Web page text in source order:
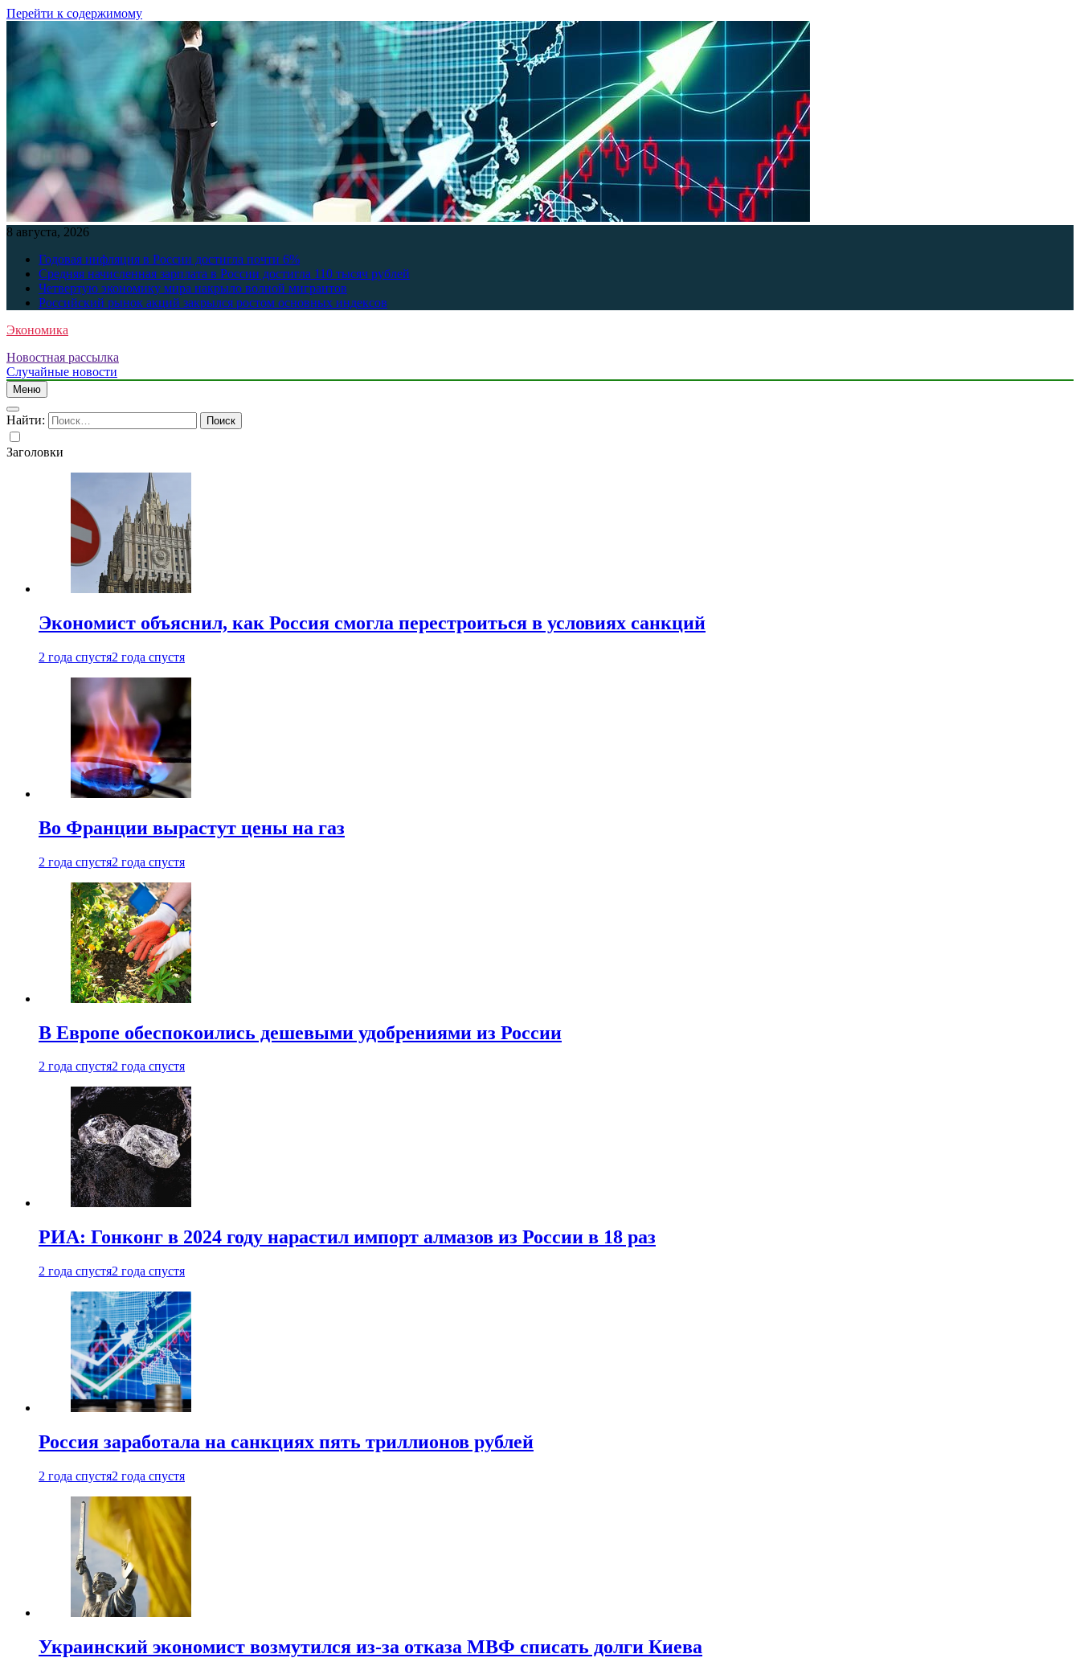
Перейти к содержимому
8 августа, 2026
Годовая инфляция в России достигла почти 6%
Средняя начисленная зарплата в России достигла 110 тысяч рублей
Четвертую экономику мира накрыло волной мигрантов
Российский рынок акций закрылся ростом основных индексов
Экономика
Новостная рассылка
Случайные новости
Меню
Найти:
Заголовки
Экономист объяснил, как Россия смогла перестроиться в условиях санкций
2 года спустя2 года спустя
Во Франции вырастут цены на газ
2 года спустя2 года спустя
В Европе обеспокоились дешевыми удобрениями из России
2 года спустя2 года спустя
РИА: Гонконг в 2024 году нарастил импорт алмазов из России в 18 раз
2 года спустя2 года спустя
Россия заработала на санкциях пять триллионов рублей
2 года спустя2 года спустя
Украинский экономист возмутился из-за отказа МВФ списать долги Киева